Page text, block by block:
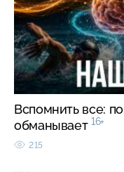
Вспомнить все:
обманывает 16+
215